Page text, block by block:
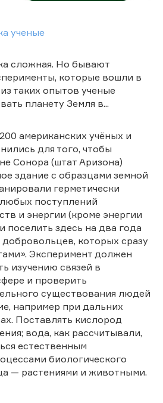
ученые
сложная. Но бывают
которые вошли в
таких опытов ученые
планету Земля в...
американских учёных и
для того, чтобы
Сонора (штат Аризона)
здание с образцами земной
герметически
поступлений
и энергии (кроме энергии
поселить здесь на два года
которых сразу
Эксперимент должен
изучению связей в
и проверить
существования людей
например при дальних
Поставлять кислород
вода, как рассчитывали,
естественным
биологического
— растениями и животными.